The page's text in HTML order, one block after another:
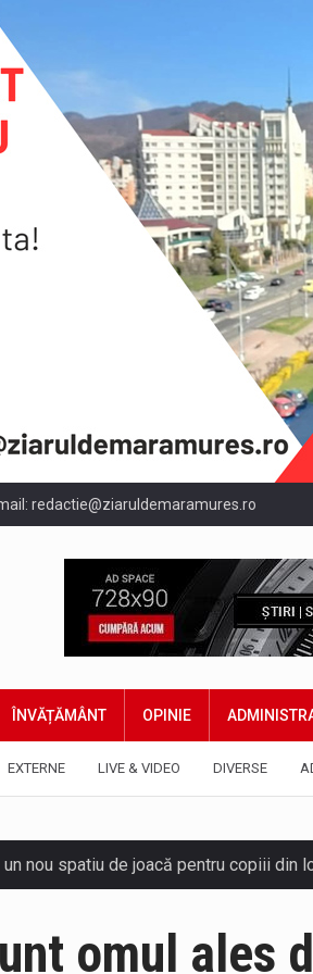
redactie@ziaruldemaramures.ro
ÎNVĂȚĂMÂNT OPINIE
EXTERNE LIVE & VIDEO DIVERSE
nou spatiu de joacă pentru copiii din
omul ales